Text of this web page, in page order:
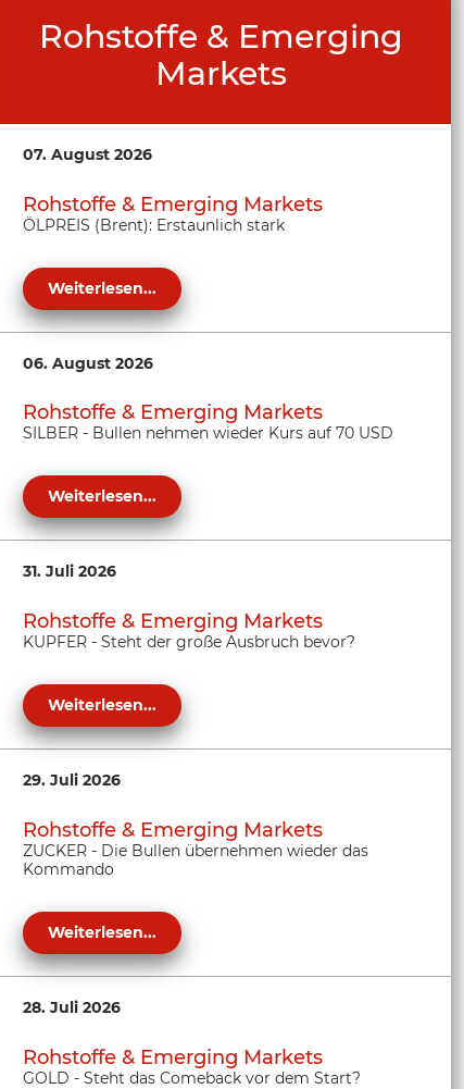
Rohstoffe & Emerging
Markets
07. August 2026
Rohstoffe & Emerging Markets
ÖLPREIS (Brent): Erstaunlich stark
Weiterlesen...
06. August 2026
Rohstoffe & Emerging Markets
SILBER - Bullen nehmen wieder Kurs auf 70 USD
Weiterlesen...
31. Juli 2026
Rohstoffe & Emerging Markets
KUPFER - Steht der große Ausbruch bevor?
Weiterlesen...
29. Juli 2026
Rohstoffe & Emerging Markets
ZUCKER - Die Bullen übernehmen wieder das
Kommando
Weiterlesen...
28. Juli 2026
Rohstoffe & Emerging Markets
GOLD - Steht das Comeback vor dem Start?